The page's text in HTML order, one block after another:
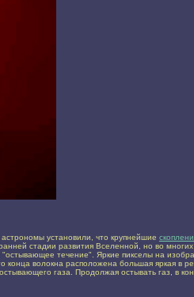
установили, что крупнейшие
стадии развития Вселенной, но во многих
"остывающее течение". Яркие пикселы на
волокна расположена большая яркая в
газа. Продолжая остывать газ, в